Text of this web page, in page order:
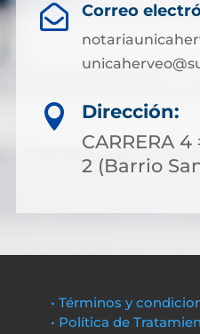
 Correo

Dirección:
CARRERA 4
2 (Barrio
• Términos y
• Política de